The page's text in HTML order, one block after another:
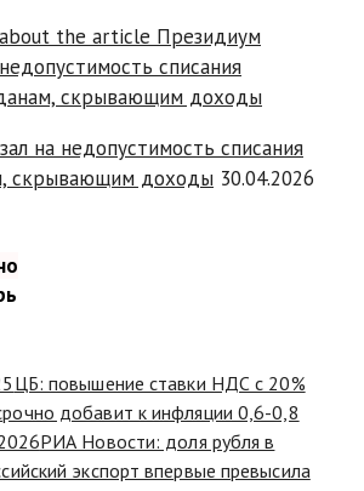
на недопустимость списания
скрывающим доходы 30.04.2026
ЦБ: повышение ставки НДС с 20%
добавит к инфляции 0,6-0,8
РИА Новости: доля рубля в
экспорт впервые превысила